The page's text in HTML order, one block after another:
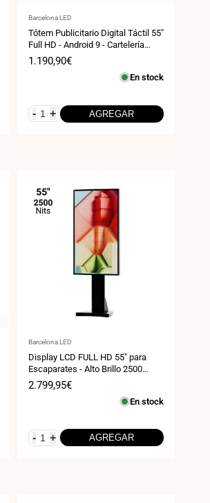
Proveedor:
Barcelona LED
Tótem Publicitario Digital Táctil 55"
Full HD - Android 9 - Cartelería
Vertical para Interior
Precio
1.190,90€
En stock
- + AGREGAR
Proveedor:
Barcelona LED
Display LCD FULL HD 55" para
Escaparates - Alto Brillo 2500
NITS - Android 9
Precio
2.799,95€
En stock
- + AGREGAR